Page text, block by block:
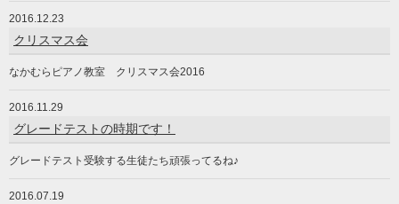
2016.12.23
クリスマス会
なかむらピアノ教室 クリスマス会2016
2016.11.29
グレードテストの時期です！
グレードテスト受験する生徒たち頑張ってるね♪
2016.07.19